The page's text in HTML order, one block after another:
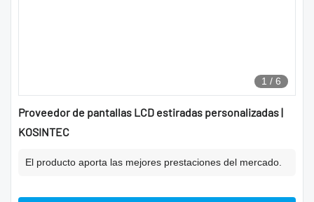
1 / 6
Proveedor de pantallas LCD estiradas personalizadas |
KOSINTEC
El producto aporta las mejores prestaciones del mercado.